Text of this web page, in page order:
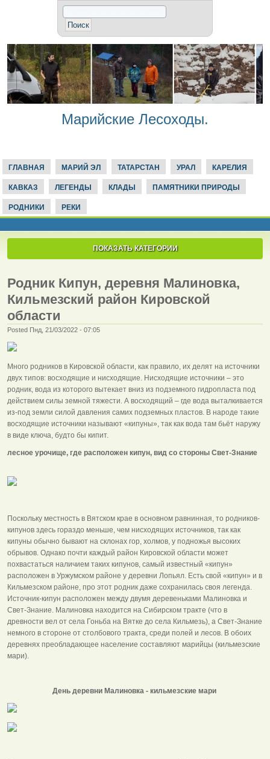
Марийские Лесоходы.
ГЛАВНАЯ МАРИЙ ЭЛ ТАТАРСТАН УРАЛ КАРЕЛИЯ
КАВКАЗ ЛЕГЕНДЫ КЛАДЫ ПАМЯТНИКИ ПРИРОДЫ
РОДНИКИ РЕКИ
ПОКАЗАТЬ КАТЕГОРИИ
Родник Кипун, деревня Малиновка,
Кильмезский район Кировской
области
Posted Пнд, 21/03/2022 - 07:05
Много родников в Кировской области, как правило, их делят на источники
двух типов: восходящие и нисходящие. Нисходящие источники – это
родник, вода из которого вытекает вниз из подземного гидропласта под
действием силы земной тяжести. А восходящий – где вода выталкивается
из-под земли силой давления самих подземных пластов. В народе такие
восходящие источники называют «кипуны», так как вода там бьёт наружу
в виде ключа, будто бы кипит.
лесное урочище, где расположен кипун, вид со стороны Свет-Знание
Поскольку местность в Вятском крае в основном равнинная, то родников-
кипунов здесь гораздо меньше, чем нисходящих источников, так как
кипуны обычно бывают на склонах гор, холмов, у подножья высоких
обрывов. Однако почти каждый район Кировской области может
похвастаться наличием таких кипунов, самый известный «кипун»
расположен в Уржумском районе у деревни Лопьял. Есть свой «кипун» и в
Кильмезском районе, про этот родник даже сохранилась своя легенда.
Источник-кипун расположен между двумя деревеньками Малиновка и
Свет-Знание. Малиновка находится на Сибирском тракте (что в
древности вел от села Гоньба на Вятке до села Кильмезь), а Свет-Знание
немного в стороне от столбового тракта, среди полей и лесов. В обоих
деревнях преобладающее население составляют марийцы (кильмезские
мари).
День деревни Малиновка - кильмезские мари